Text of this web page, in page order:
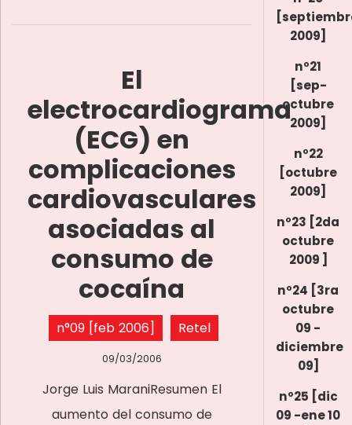
El
electrocardiograma
(ECG) en
complicaciones
cardiovasculares
asociadas al
consumo de
cocaína
n°09 [feb 2006] Retel
09/03/2006
Jorge Luis MaraniResumen El
aumento del consumo de
2009]
nº21
[sep-
octubre
2009]
nº22
[octubre
2009]
nº23 [2da
octubre
2009 ]
nº24 [3ra
octubre
09 -
diciembre
09]
nº25 [dic
09 -ene 10